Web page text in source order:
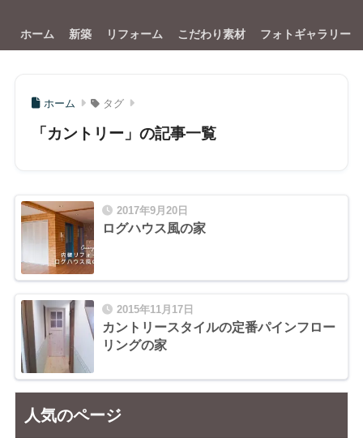
ホーム 新築 リフォーム こだわり素材 フォトギャラリー
ホーム タグ
「カントリー」の記事一覧
2017年9月20日
ログハウス風の家
2015年11月17日
カントリースタイルの定番パインフロー
リングの家
人気のページ